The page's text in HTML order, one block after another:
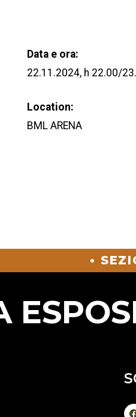
Data e ora:
22.11.2024, h 22.00/
Location:
BML ARENA
•